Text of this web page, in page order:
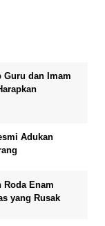
Guru dan Imam
Adukan
Roda Enam
yang Rusak